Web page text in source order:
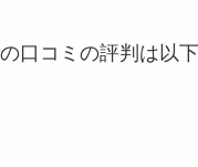
口コミの評判は以下